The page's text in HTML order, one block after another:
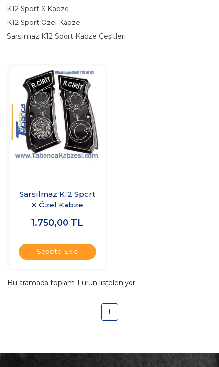
K12 Sport X Kabze
K12 Sport Özel Kabze
Sarsılmaz K12 Sport Kabze Çeşitleri
Sarsılmaz K12 Sport
X Özel Kabze
1.750,00 TL
Sepete Ekle
Bu aramada toplam 1 ürün listeleniyor.
1